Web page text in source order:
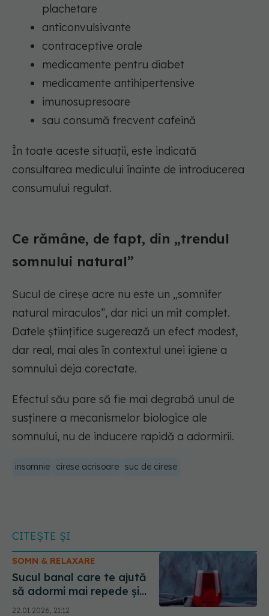
plachetare
anticonvulsivante
contraceptive orale
medicamente pentru diabet
medicamente antihipertensive
imunosupresoare
sau consumă frecvent cafeină
În toate aceste situații, este indicată
consultarea medicului înainte de introducerea
consumului regulat.
Ce rămâne, de fapt, din „trendul
somnului natural”
Sucul de cireșe acre nu este un „somnifer
natural miraculos”, dar nici un mit complet.
Datele științifice sugerează un efect modest,
dar real, mai ales în contextul unei igiene a
somnului deja corectate.
Efectul său pare să fie mai degrabă unul de
susținere a mecanismelor biologice ale
somnului, nu de inducere rapidă a adormirii.
insomnie cirese acrisoare suc de cirese
CITEȘTE ȘI
SOMN & RELAXARE
Sucul banal care te ajută
să adormi mai repede și
crește melatonina
22.01.2026, 21:12